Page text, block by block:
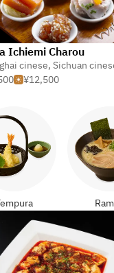
Ichiemi Charou
cinese, Sichuan
¥12,500